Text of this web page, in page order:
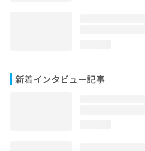
新着インタビュー記事